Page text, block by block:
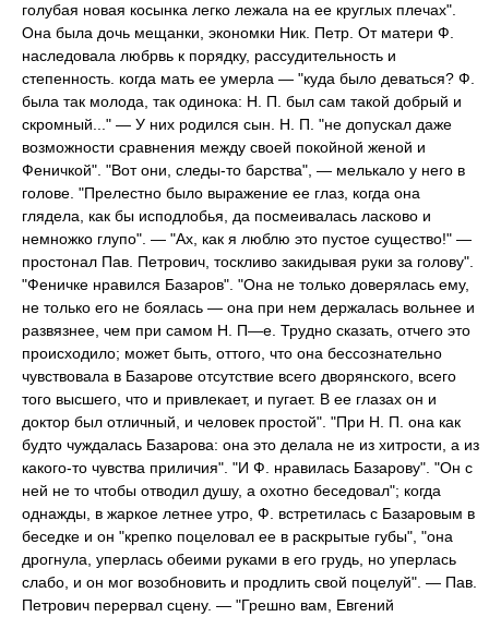
голубая новая косынка легко лежала на ее круглых плечах".
Она была дочь мещанки, экономки Ник. Петр. От матери Ф.
наследовала любрвь к порядку, рассудительность и
степенность. когда мать ее умерла — "куда было деваться? Ф.
была так молода, так одинока: Н. П. был сам такой добрый и
скромный..." — У них родился сын. Н. П. "не допускал даже
возможности сравнения между своей покойной женой и
Феничкой". "Вот они, следы-то барства", — мелькало у него в
голове. "Прелестно было выражение ее глаз, когда она
глядела, как бы исподлобья, да посмеивалась ласково и
немножко глупо". — "Ах, как я люблю это пустое существо!" —
простонал Пав. Петрович, тоскливо закидывая руки за голову".
"Феничке нравился Базаров". "Она не только доверялась ему,
не только его не боялась — она при нем держалась вольнее и
развязнее, чем при самом Н. П—е. Трудно сказать, отчего это
происходило; может быть, оттого, что она бессознательно
чувствовала в Базарове отсутствие всего дворянского, всего
того высшего, что и привлекает, и пугает. В ее глазах он и
доктор был отличный, и человек простой". "При Н. П. она как
будто чуждалась Базарова: она это делала не из хитрости, а из
какого-то чувства приличия". "И Ф. нравилась Базарову". "Он с
ней не то чтобы отводил душу, а охотно беседовал"; когда
однажды, в жаркое летнее утро, Ф. встретилась с Базаровым в
беседке и он "крепко поцеловал ее в раскрытые губы", "она
дрогнула, уперлась обеими руками в его грудь, но уперлась
слабо, и он мог возобновить и продлить свой поцелуй". — Пав.
Петрович перервал сцену. — "Грешно вам, Евгений